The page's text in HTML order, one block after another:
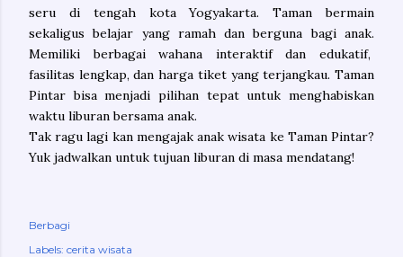
seru di tengah kota Yogyakarta. Taman bermain
sekaligus belajar yang ramah dan berguna bagi anak.
Memiliki berbagai wahana interaktif dan edukatif,
fasilitas lengkap, dan harga tiket yang terjangkau. Taman
Pintar bisa menjadi pilihan tepat untuk menghabiskan
waktu liburan bersama anak.
Tak ragu lagi kan mengajak anak wisata ke Taman Pintar?
Yuk jadwalkan untuk tujuan liburan di masa mendatang!
Berbagi
Labels: cerita wisata